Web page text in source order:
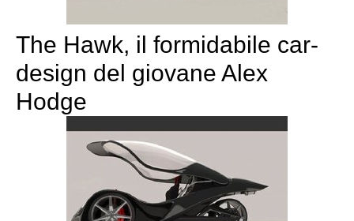
The Hawk, il formidabile car-
design del giovane Alex
Hodge